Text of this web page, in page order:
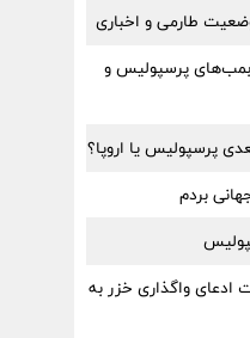
طارمی و اخباری
بمب‌های پرسپولیس و
پرسپولیس یا اروپا؟
بردم
ادعای واگذاری خزر به